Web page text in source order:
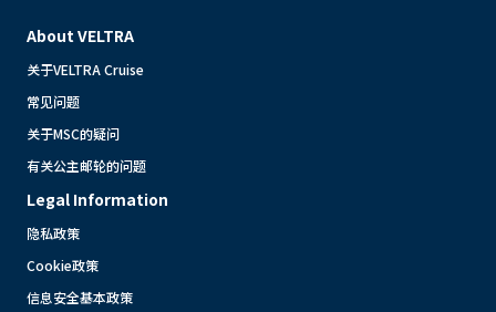
About VELTRA
关于VELTRA Cruise
常见问题
关于MSC的疑问
有关公主邮轮的问题
Legal Information
隐私政策
Cookie政策
信息安全基本政策